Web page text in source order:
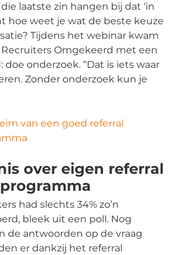
laatste zin hangen bij dat ‘in
hoe weet je wat de beste keuze
Tijdens het webinar kwam
Omgekeerd met een
onderzoek. “Dat is iets waar
Zonder onderzoek kun je
van een goed referral
over eigen referral
had slechts 34% zo’n
bleek uit een poll. Nog
de antwoorden op de vraag
er dankzij het referral